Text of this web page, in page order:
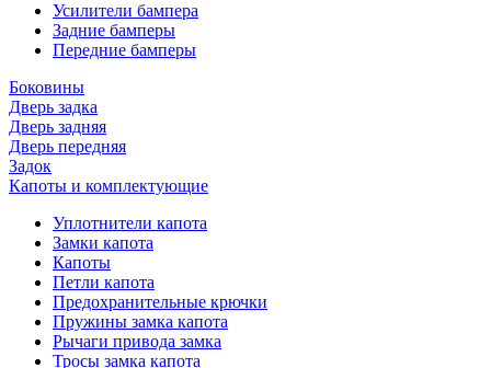
Усилители бампера
Задние бамперы
Передние бамперы
Боковины
Дверь задка
Дверь задняя
Дверь передняя
Задок
Капоты и комплектующие
Уплотнители капота
Замки капота
Капоты
Петли капота
Предохранительные крючки
Пружины замка капота
Рычаги привода замка
Тросы замка капота